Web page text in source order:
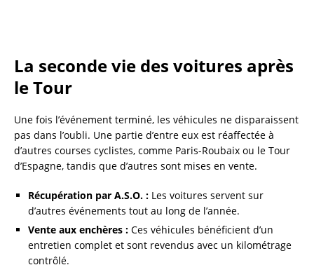
La seconde vie des voitures après
le Tour
Une fois l’événement terminé, les véhicules ne disparaissent
pas dans l’oubli. Une partie d’entre eux est réaffectée à
d’autres courses cyclistes, comme Paris-Roubaix ou le Tour
d’Espagne, tandis que d’autres sont mises en vente.
Récupération par A.S.O. : Les voitures servent sur
d’autres événements tout au long de l’année.
Vente aux enchères : Ces véhicules bénéficient d’un
entretien complet et sont revendus avec un kilométrage
contrôlé.